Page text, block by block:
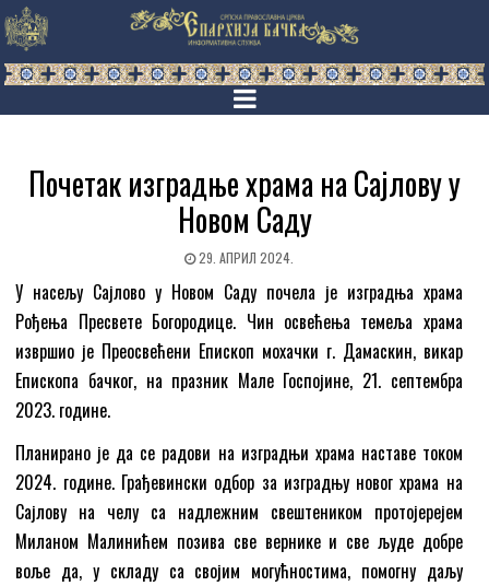
Почетак изградње храма на Сајлову у
Новом Саду
29. АПРИЛ 2024.
У насељу Сајлово у Новом Саду почела је изградња храма
Рођења Пресвете Богородице. Чин освећења темеља храма
извршио је Преосвећени Епископ мохачки г. Дамаскин, викар
Епископа бачког, на празник Мале Госпојине, 21. септембра
2023. године.
Планирано је да се радови на изградњи храма наставе током
2024. године. Грађевински одбор за изградњу новог храма на
Сајлову на челу са надлежним свештеником протојерејем
Миланом Малинићем позива све вернике и све људе добре
воље да, у складу са својим могућностима, помогну даљу